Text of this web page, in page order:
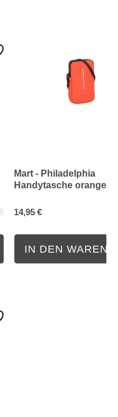
Mart - Philadelphia
Handytasche orange
14,95 €
IN DEN